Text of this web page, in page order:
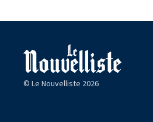
© Le Nouvelliste 2026